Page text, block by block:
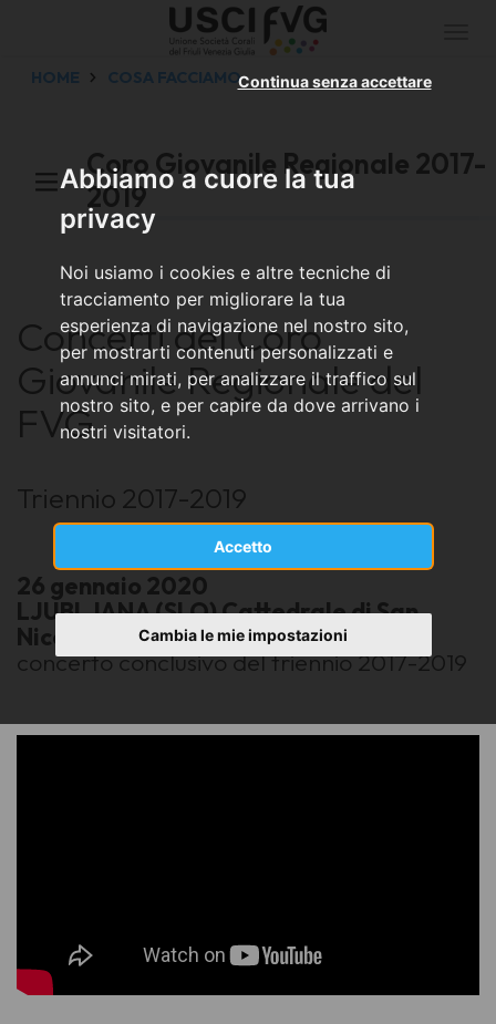
Abbiamo a cuore la tua
privacy
Noi usiamo i cookies e altre tecniche di
tracciamento per migliorare la tua
esperienza di navigazione nel nostro sito,
per mostrarti contenuti personalizzati e
annunci mirati, per analizzare il traffico sul
nostro sito, e per capire da dove arrivano i
nostri visitatori.
Accetto
Continua senza accettare
Cambia le mie impostazioni
HOME COSA FACCIAMO
Coro Giovanile Regionale 2017-
2019
Concerti del Coro
Giovanile Regionale del
FVG
Triennio 2017-2019
26 gennaio 2020
LJUBLJANA (SLO) Cattedrale di San
Nicola
concerto conclusivo del triennio 2017-2019